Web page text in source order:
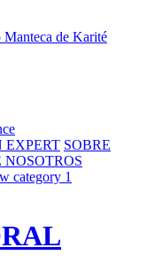
Manteca de Karité
EXPERT SOBRE
NOSOTROS